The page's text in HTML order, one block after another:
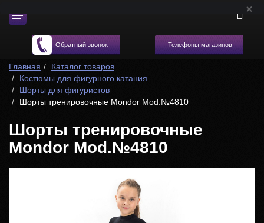
Обратный звонок Телефоны магазинов
Главная
Каталог товаров
Костюмы для фигурного катания
Шорты для фигуристов
Шорты тренировочные Mondor Mod.№4810
Шорты тренировочные
Mondor Mod.№4810